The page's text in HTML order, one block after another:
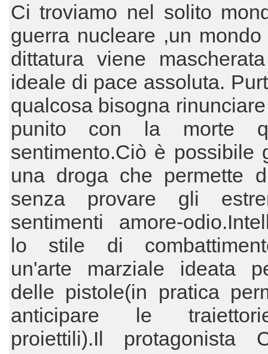
Ci troviamo nel solito
guerra nucleare ,un
dittatura viene
ideale di pace assoluta.
qualcosa bisogna
punito con la morte
sentimento.Ciò è possibile
una droga che permette
senza provare gli
sentimenti amore-
lo stile di
un'arte marziale ideata
delle pistole(in pratica
anticipare le
proiettili).Il protagonista